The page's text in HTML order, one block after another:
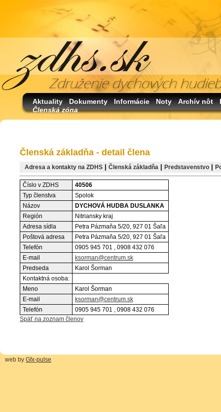
Aktuality Dokumenty Informácie Noty Archív nôt
Členská zóna
Členská základňa - detail člena
Adresa a kontakty na ZDHS Členská základňa Predstavenstvo
Číslo v ZDHS
40506
Typ členstva
Spolok
Názov
DYCHOVÁ HUDBA DUSLANKA
Región
Nitriansky kraj
Adresa sídla
Petra Pázmaňa 5/20, 927 01 Šaľa
Poštová adresa
Petra Pázmaňa 5/20, 927 01 Šaľa
Telefón
0905 945 701 , 0908 432 076
E-mail
ksorman@centrum.sk
Predseda
Karol Šorman
Kontaktná osoba:
Meno
Karol Šorman
E-mail
ksorman@centrum.sk
Telefón
0905 945 701 , 0908 432 076
Späť na zoznam členov
web by Gfx-pulse